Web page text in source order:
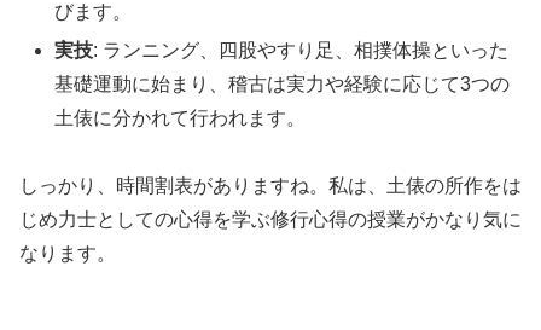
びます。
実技: ランニング、四股やすり足、相撲体操といった
基礎運動に始まり、稽古は実力や経験に応じて3つの
土俵に分かれて行われます。
しっかり、時間割表がありますね。私は、土俵の所作をは
じめ力士としての心得を学ぶ修行心得の授業がかなり気に
なります。